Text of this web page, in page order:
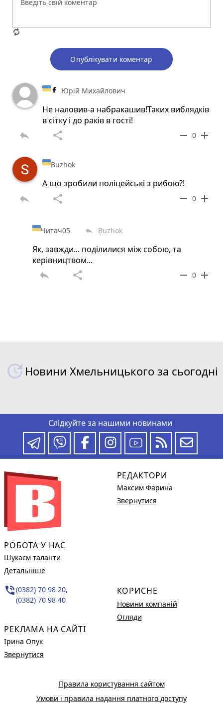
Опублікувати коментар
Юрій Михайлович
Не наловив-а набракашив!Таких виблядків
в сітку і до раків в гості!
reply share remove 0 add
Buzhok
А що зробили поліцейські з рибою?!
reply share remove 0 add
Читач05 reply Buzhok
Як, завжди... поділилися між собою, та
керівництвом...
reply share remove 0 add
Новини Хмельницького за сьогодні
Слідкуйте за нашими новинами
РОБОТА У НАС
Шукаєм таланти
Детальніше
phone_in_talk(0382) 70 98 20,
(0382) 70 98 40
РЕКЛАМА НА САЙТІ
Ірина Опук
Звернутися
РЕДАКТОРИ
Максим Фарина
Звернутися
КОРИСНЕ
Новини компаній
Огляди
Правила користування сайтом
Умови і правила надання платного доступу